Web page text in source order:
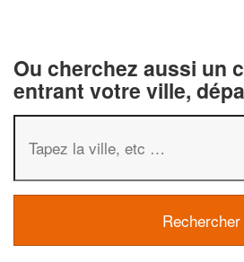
Ou cherchez aussi un
entrant votre ville,